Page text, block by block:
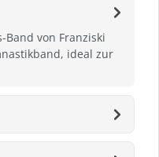
Band von Franziski
ideal zur